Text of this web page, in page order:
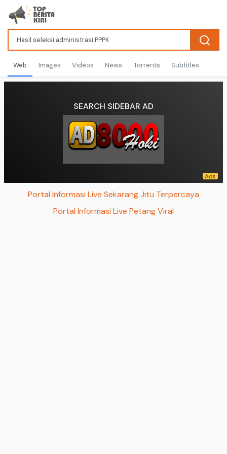
Web Images Videos News Torrents Subtitles
SEARCH SIDEBAR AD
Portal Informasi Live Sekarang Jitu Terpercaya
Portal Informasi Live Petang Viral